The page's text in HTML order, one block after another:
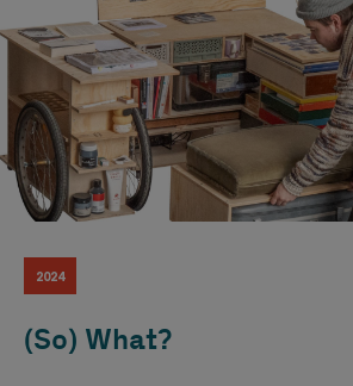
2024
(So) What?